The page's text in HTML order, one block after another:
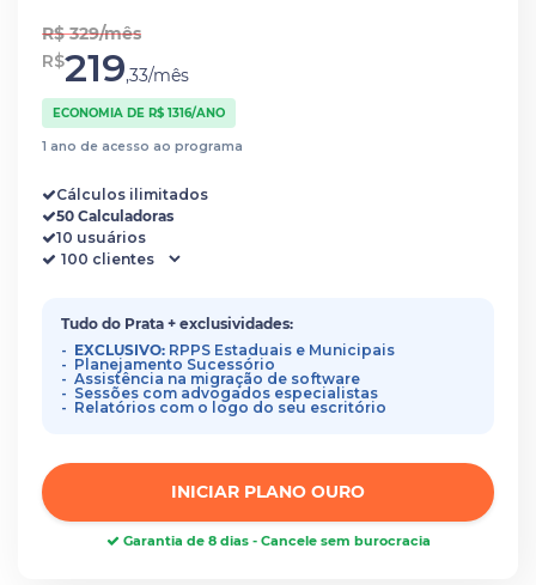
R$ 329/mês
R$219,33/mês
ECONOMIA DE R$ 1316/ANO
1 ano de acesso ao programa
Cálculos ilimitados
50 Calculadoras
10 usuários
Tudo do Prata + exclusividades:
EXCLUSIVO: RPPS Estaduais e Municipais
Planejamento Sucessório
Assistência na migração de software
Sessões com advogados especialistas
Relatórios com o logo do seu escritório
INICIAR PLANO OURO
Garantia de 8 dias - Cancele sem burocracia